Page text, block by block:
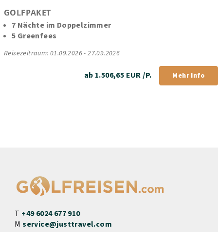
GOLFPAKET
7 Nächte im Doppelzimmer
5 Greenfees
Reisezeitraum: 01.09.2026 - 27.09.2026
ab 1.506,65 EUR /P. Mehr Info
T +49 6024 677 910
Mservice@justtravel.com